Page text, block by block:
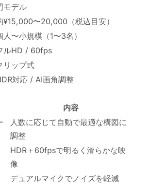
モデル
¥15,000〜20,000（税込目安）
人〜小規模（1〜3名）
ルHD / 60fps
リップ式
対応 / AI画角調整
内容
人数に応じて自動で最適な構図に
調整
HDR＋60fpsで明るく滑らかな映
像
デュアルマイクでノイズを軽減